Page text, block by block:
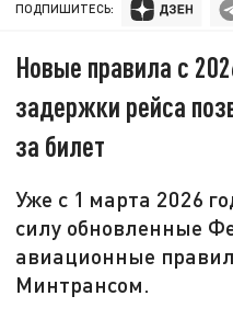
ПОДПИШИТЕСЬ:
Новые правила с
задержки рейса
за билет
Уже с 1 марта 2026
силу обновленные
авиационные
Минтрансом.